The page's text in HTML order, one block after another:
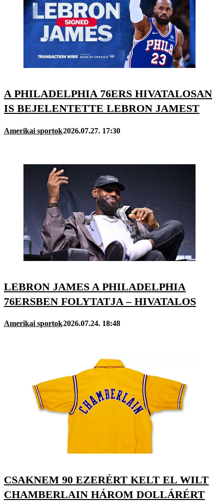
A PHILADELPHIA 76ERS HIVATALOSAN
IS BEJELENTETTE LEBRON JAMEST
Amerikai sportok2026.07.27. 17:30
LEBRON JAMES A PHILADELPHIA
76ERSBEN FOLYTATJA – HIVATALOS
Amerikai sportok2026.07.24. 18:48
CSAKNEM 90 EZERÉRT KELT EL WILT
CHAMBERLAIN HÁROM DOLLÁRÉRT